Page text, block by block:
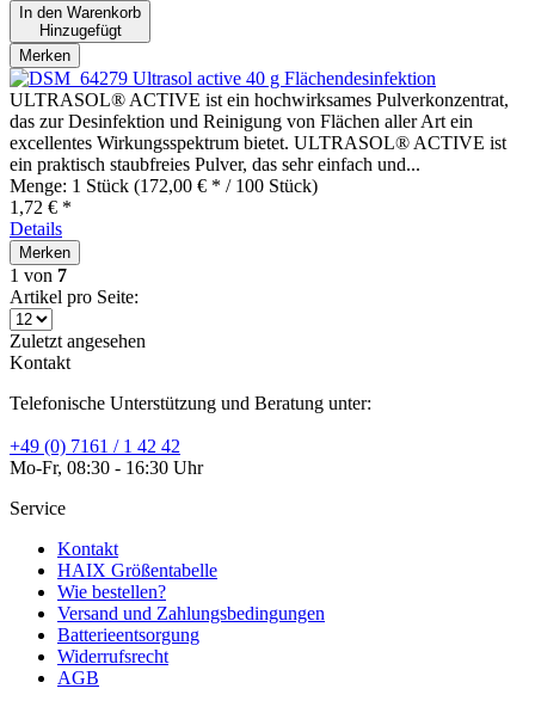
In den Warenkorb
Hinzugefügt
Merken
Ultrasol active 40 g Flächendesinfektion
ULTRASOL® ACTIVE ist ein hochwirksames Pulverkonzentrat,
das zur Desinfektion und Reinigung von Flächen aller Art ein
excellentes Wirkungsspektrum bietet. ULTRASOL® ACTIVE ist
ein praktisch staubfreies Pulver, das sehr einfach und...
Menge: 1 Stück (172,00 € * / 100 Stück)
1,72 € *
Details
Merken
1 von 7
Artikel pro Seite:
Zuletzt angesehen
Kontakt
Telefonische Unterstützung und Beratung unter:
+49 (0) 7161 / 1 42 42
Mo-Fr, 08:30 - 16:30 Uhr
Service
Kontakt
HAIX Größentabelle
Wie bestellen?
Versand und Zahlungsbedingungen
Batterieentsorgung
Widerrufsrecht
AGB